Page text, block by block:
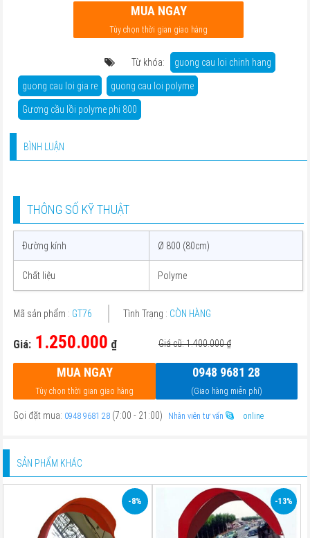
MUA NGAY
Tùy chọn thời gian giao hàng
Từ khóa: guong cau loi chinh hang
guong cau loi gia re guong cau loi polyme
Gương cầu lồi polyme phi 800
BÌNH LUẬN
THÔNG SỐ KỸ THUẬT
Đường kính Ø 800 (80cm)
Chất liệu Polyme
Mã sản phẩm : GT76 Tình Trạng : CÒN HÀNG
Giá: 1.250.000 ₫ Giá cũ: 1.400.000₫
MUA NGAY
Tùy chọn thời gian giao hàng
0948 9681 28
(Giao hàng miễn phí)
Gọi đặt mua: 0948 9681 28 (7:00 - 21:00) Nhân viên tư vấn online
SẢN PHẨM KHÁC
-8% -13%